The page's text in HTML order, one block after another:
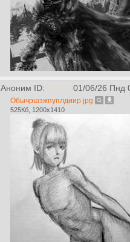
Аноним ID: 01/06/26 Пнд
Обычршзжпуплдиир.jpg
525Кб, 1200x1410